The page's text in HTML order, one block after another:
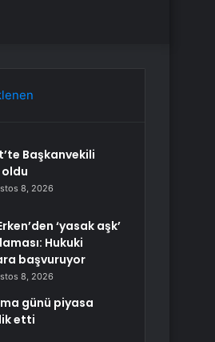
Başkanvekili
8, 2026
‘yasak aşk’
Hukuki
başvuruyor
8, 2026
günü piyasa
etti